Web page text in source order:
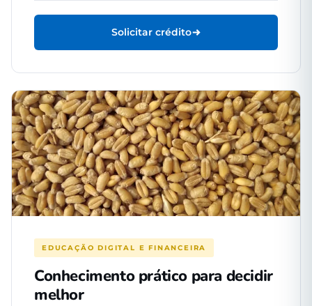
Solicitar crédito
EDUCAÇÃO DIGITAL E FINANCEIRA
Conhecimento prático para decidir
melhor